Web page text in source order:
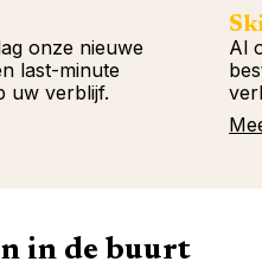
onze nieuwe
last-minute
uw verblijf.
Al
in de buurt